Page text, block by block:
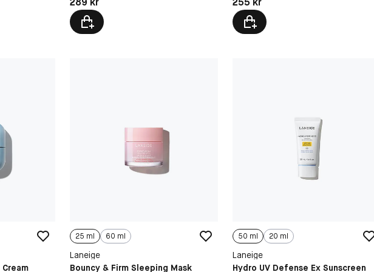
25 ml 60 ml
Laneige
Bouncy & Firm Sleeping Mask
50 ml 20 ml
Laneige
Hydro UV Defense Ex Sunscreen